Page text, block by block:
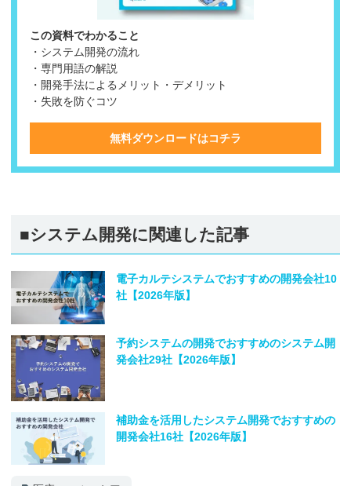
この資料でわかること
・システム開発の流れ
・専門用語の解説
・開発手法によるメリット・デメリット
・失敗を防ぐコツ
無料ダウンロードはコチラ
■システム開発に関連した記事
電子カルテシステムでおすすめの開発会社10
社【2026年版】
予約システムの開発でおすすめのシステム開
発会社29社【2026年版】
補助金を活用したシステム開発でおすすめの
開発会社16社【2026年版】